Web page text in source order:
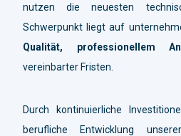
nutzen die neuesten
Schwerpunkt liegt auf
Qualität, professionellem
vereinbarter Fristen.
Durch kontinuierliche
berufliche Entwicklung